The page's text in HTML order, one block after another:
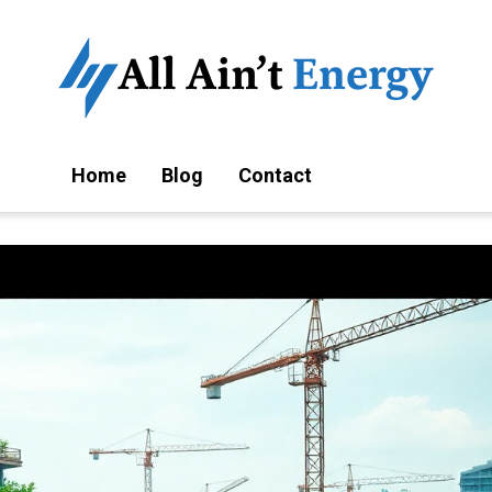
Home Blog Contact